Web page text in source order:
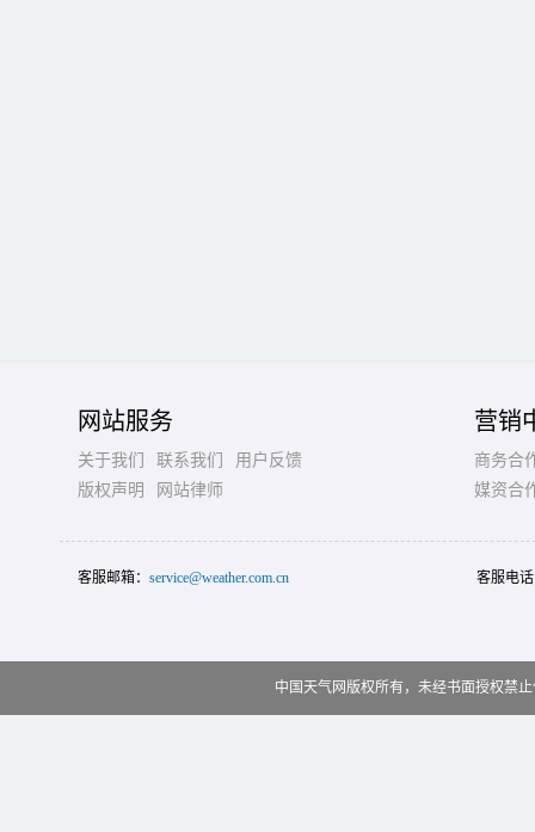
网站服务
关于我们 联系我们
用户反馈
版权声明
网站律师
营销
商务合
媒资合
客服邮箱： service@weather.com.cn 客服电
中国天气网版权所有，未经书面授权